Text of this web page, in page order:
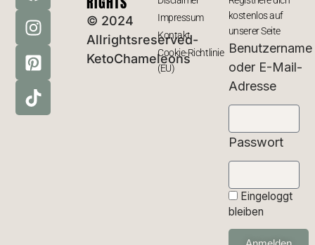
© 2024
Allrightsreserved-
KetoChameleons
Impressum
Kontakt
Cookie-Richtlinie
(EU)
kostenlos auf
unserer Seite
Benutzername
oder E-Mail-
Adresse
Passwort
Eingeloggt
bleiben